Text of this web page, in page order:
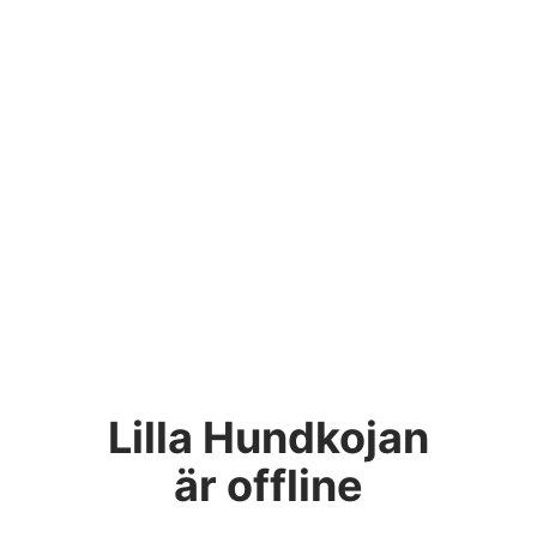
Lilla Hundkojan
är offline